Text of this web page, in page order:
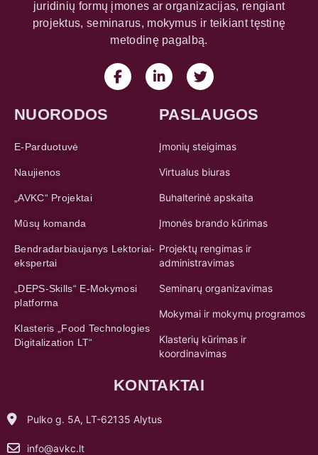
juridinių formų įmones ar organizacijas, rengiant
projektus, seminarus, mokymus ir teikiant tęstinę
metodinę pagalbą.
NUORODOS
E-Parduotuvė
Naujienos
„AVKC“ Projektai
Mūsų komanda
Bendradarbiaujanys Lektoriai-
ekspertai
„DEPS-Skills“ E-Mokymosi
platforma
Klasteris „Food Technologies
Digitalization LT“
PASLAUGOS
Įmonių steigimas
Virtualus biuras
Buhalterinė apskaita
Įmonės brando kūrimas
Projektų rengimas ir
administravimas
Seminarų organizavimas
Mokymai ir mokymų programos
Klasterių kūrimas ir
koordinavimas
KONTAKTAI
Pulko g. 5A, LT-62135 Alytus
info@avkc.lt